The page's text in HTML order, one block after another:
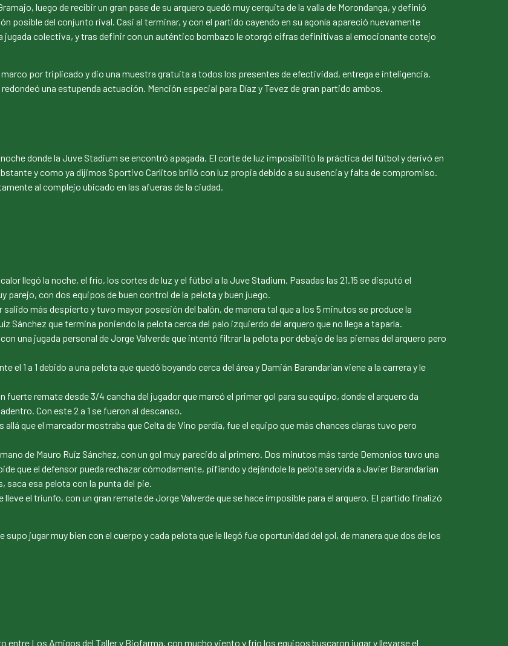
luego de recibir un gran pase de su arquero quedó muy cerquita de la valla de Morondanga, y definió
posible del conjunto rival. Casi al terminar, y con el partido cayendo en su agonía apareció nuevamente
jugada colectiva, y tras definir con un auténtico bombazo le otorgó cifras definitivas al emocionante cotejo
por triplicado y dio una muestra gratuita a todos los presentes de efectividad, entrega e inteligencia.
una estupenda actuación. Mención especial para Díaz y Tevez de gran partido ambos.
donde la Juve Stadium se encontró apagada. El corte de luz imposibilitó la práctica del fútbol y derivó en
y como ya dijimos Sportivo Carlitos brilló con luz propia debido a su ausencia y falta de compromiso.
al complejo ubicado en las afueras de la ciudad.
llegó la noche, el frío, los cortes de luz y el fútbol a la Juve Stadium. Pasadas las 21.15 se disputó el
con dos equipos de buen control de la pelota y buen juego.
más despierto y tuvo mayor posesión del balón, de manera tal que a los 5 minutos se produce la
Sánchez que termina poniendo la pelota cerca del palo izquierdo del arquero que no llega a taparla.
una jugada personal de Jorge Valverde que intentó filtrar la pelota por debajo de las piernas del arquero pero
el 1 a 1 debido a una pelota que quedó boyando cerca del área y Damián Barandarian viene a la carrera y le
remate desde 3/4 cancha del jugador que marcó el primer gol para su equipo, donde el arquero da
Con este 2 a 1 se fueron al descanso.
que el marcador mostraba que Celta de Vino perdía, fue el equipo que más chances claras tuvo pero
de Mauro Ruíz Sánchez, con un gol muy parecido al primero. Dos minutos más tarde Demonios tuvo una
que el defensor pueda rechazar cómodamente, pifiando y dejándole la pelota servida a Javier Barandarian
saca esa pelota con la punta del pie.
el triunfo, con un gran remate de Jorge Valverde que se hace imposible para el arquero. El partido finalizó
jugar muy bien con el cuerpo y cada pelota que le llegó fue oportunidad del gol, de manera que dos de los
entre Los Amigos del Taller y Biofarma, con mucho viento y frío los equipos buscaron jugar y llevarse el